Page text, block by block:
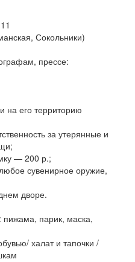
Сокольники)
прессе:
на его территорию
за утерянные и
— 200 р.;
сувенирное оружие,
дворе.
пижама, парик, маска,
халат и тапочки /